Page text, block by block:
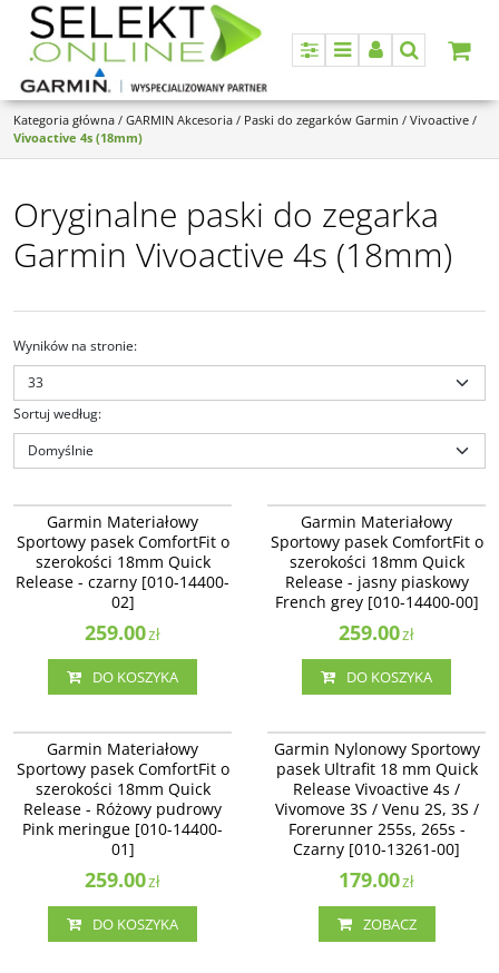
PanelMenuPanelSzukaj
Kategoria główna / GARMIN Akcesoria / Paski do zegarków Garmin / Vivoactive /
Vivoactive 4s (18mm)
Oryginalne paski do zegarka
Garmin Vivoactive 4s (18mm)
Wyników na stronie:
Sortuj według:
Garmin Materiałowy Sportowy
pasek ComfortFit o szerokości
18mm Quick Release - czarny [010-
14400-02]
Garmin Materiałowy
Sportowy pasek ComfortFit o
szerokości 18mm Quick
Release - czarny [010-14400-
02]
259.00zł
DO KOSZYKA
Garmin Materiałowy Sportowy
pasek ComfortFit o szerokości
18mm Quick Release - jasny
piaskowy French grey [010-14400-
00]
Garmin Materiałowy
Sportowy pasek ComfortFit o
szerokości 18mm Quick
Release - jasny piaskowy
French grey [010-14400-00]
259.00zł
DO KOSZYKA
Garmin Materiałowy Sportowy
pasek ComfortFit o szerokości
18mm Quick Release - Różowy
pudrowy Pink meringue [010-
14400-01]
Garmin Materiałowy
Sportowy pasek ComfortFit o
szerokości 18mm Quick
Release - Różowy pudrowy
Pink meringue [010-14400-
01]
259.00zł
DO KOSZYKA
Garmin Nylonowy Sportowy pasek
Ultrafit 18 mm Quick Release
Vivoactive 4s / Vivomove 3S / Venu
2S, 3S / Forerunner 255s, 265s -
Czarny [010-13261-00]
Dostępność: Zakończono
produkcję. Produkt niedostępny.
Garmin Nylonowy Sportowy
pasek Ultrafit 18 mm Quick
Release Vivoactive 4s /
Vivomove 3S / Venu 2S, 3S /
Forerunner 255s, 265s -
Czarny [010-13261-00]
179.00zł
ZOBACZ